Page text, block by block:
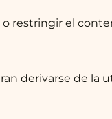
restringir el
derivarse de